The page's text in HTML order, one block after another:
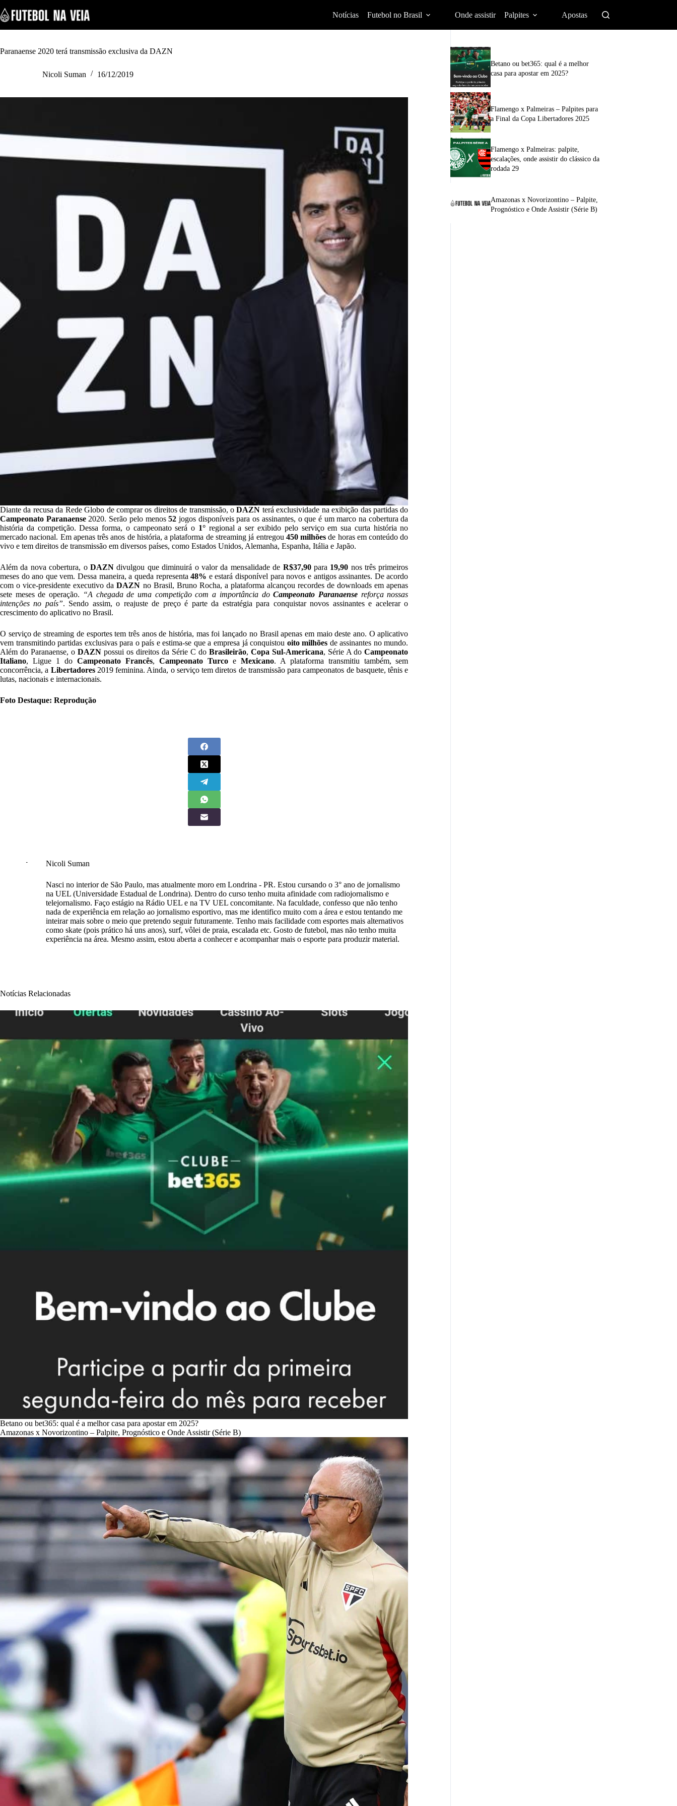
k
i
p
o
Notícias Futebol no Brasil Onde assistir Palpites Apostas
Paranaense 2020 terá transmissão exclusiva da DAZN
Nicoli Suman 16/12/2019
Diante da recusa da Rede Globo de comprar os direitos de transmissão, oDAZN terá exclusividade na exibição das partidas do
Campeonato Paranaense2020. Serão pelo menos52 jogos disponíveis para os assinantes, o que é um marco na cobertura da
história da competição. Dessa forma, o campeonato será o 1°regional a ser exibido pelo serviço em sua curta história no
mercado nacional. Em apenas três anos de história, a plataforma de streaming já entregou 450 milhões de horas em conteúdo do
vivo e tem direitos de transmissão em diversos países, como Estados Unidos, Alemanha, Espanha, Itália e Japão.
Além da nova cobertura, o DAZNdivulgou que diminuirá o valor da mensalidade de R$37,90para 19,90 nos três primeiros
meses do ano que vem. Dessa maneira, a queda representa48% e estará disponível para novos e antigos assinantes. De acordo
com o vice-presidente executivo daDAZN no Brasil, Bruno Rocha, a plataforma alcançou recordes de downloads em apenas
sete meses de operação. “A chegada de uma competição com a importância doCampeonato Paranaense reforça nossas
intenções no país”. Sendo assim, o reajuste de preço é parte da estratégia para conquistar novos assinantes e acelerar o
crescimento do aplicativo no Brasil.
O serviço de streaming de esportes tem três anos de história, mas foi lançado no Brasil apenas em maio deste ano. O aplicativo
vem transmitindo partidas exclusivas para o país e estima-se que a empresa já conquistou oito milhões de assinantes no mundo.
Além do Paranaense, o DAZNpossui os direitos da Série C do Brasileirão, Copa Sul-Americana, Série A doCampeonato
Italiano, Ligue 1 do Campeonato Francês, Campeonato Turcoe Mexicano. A plataforma transmitiu também, sem
concorrência, a Libertadores2019 feminina. Ainda, o serviço tem diretos de transmissão para campeonatos de basquete, tênis e
lutas, nacionais e internacionais.
Foto Destaque: Reprodução
Nicoli Suman
Nasci no interior de São Paulo, mas atualmente moro em Londrina - PR. Estou cursando o 3° ano de jornalismo
na UEL (Universidade Estadual de Londrina). Dentro do curso tenho muita afinidade com radiojornalismo e
telejornalismo. Faço estágio na Rádio UEL e na TV UEL concomitante. Na faculdade, confesso que não tenho
nada de experiência em relação ao jornalismo esportivo, mas me identifico muito com a área e estou tentando me
inteirar mais sobre o meio que pretendo seguir futuramente. Tenho mais facilidade com esportes mais alternativos
como skate (pois prático há uns anos), surf, vôlei de praia, escalada etc. Gosto de futebol, mas não tenho muita
experiência na área. Mesmo assim, estou aberta a conhecer e acompanhar mais o esporte para produzir material.
Notícias Relacionadas
Betano ou bet365: qual é a melhor casa para apostar em 2025?
Amazonas x Novorizontino – Palpite, Prognóstico e Onde Assistir (Série B)
Betano ou bet365: qual é a melhor
casa para apostar em 2025?
Flamengo x Palmeiras – Palpites para
a Final da Copa Libertadores 2025
Flamengo x Palmeiras: palpite,
escalações, onde assistir do clássico da
rodada 29
Amazonas x Novorizontino – Palpite,
Prognóstico e Onde Assistir (Série B)